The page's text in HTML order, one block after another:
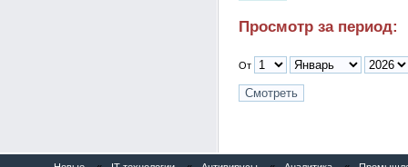
Просмотр за период:
От